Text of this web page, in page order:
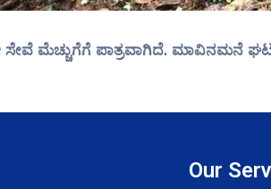
ಮೆಚ್ಚುಗೆಗೆ ಪಾತ್ರವಾಗಿದೆ. ಮಾವಿನಮನೆ
Our